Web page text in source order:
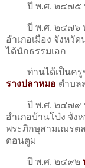
ปี พ.ศ. ๒๔๗๕ ท่
ปี พ.ศ. ๒๔๗๖ ท่
อำเภอเมือง จังหวั
ได้นักธรรมเอก
ท่านได้เป็นครูช่
รางปลาหมอ ตำบล
ปี พ.ศ. ๒๔๗๙ ท่
อำเภอบ้านโป่ง จัง
พระภิกษุสามเณรต
ดอนตูม
ปี พ.ศ. ๒๔๙๒